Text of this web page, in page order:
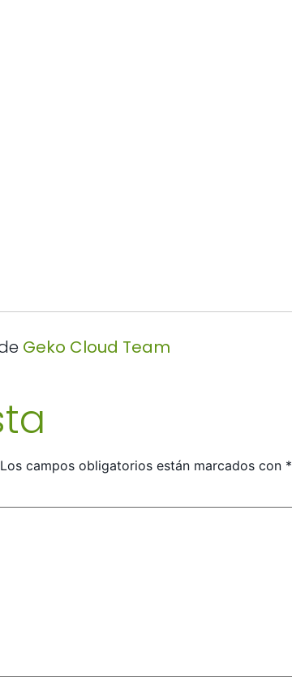
Geko Cloud Team
Los campos obligatorios están marcados con *